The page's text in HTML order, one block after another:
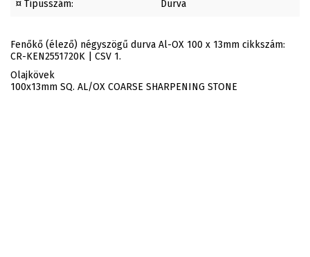
¤ Típusszám: Durva
Fenőkő (élező) négyszögű durva Al-OX 100 x 13mm cikkszám:
CR-KEN2551720K | CSV 1.
Olajkövek
100x13mm SQ. AL/OX COARSE SHARPENING STONE